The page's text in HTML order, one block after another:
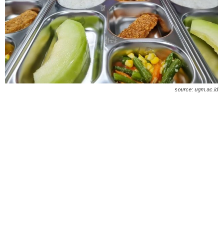
source: ugm.ac.id